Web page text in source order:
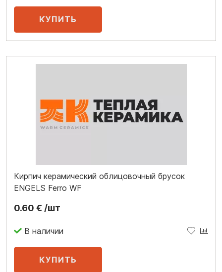
Кирпич керамический облицовочный брусок
ENGELS Ferro WF
0.60 € /шт